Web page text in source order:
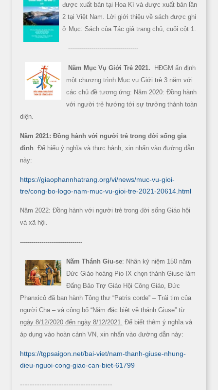
được xuất bản tại Hoa Kì và được xuất bản lần
2 tại Việt Nam. Lời giới thiệu về sách được ghi
ở Mục: Sách của Tác giả trang chủ, cuối cột 1.
------------------------------------
Năm Mục Vụ Giới Trẻ 2021.
HĐGM ấn định
một chương trình Mục vụ Giới trẻ 3 năm với
các chủ đề tương ứng: Năm 2020: Đồng hành
với người trẻ hướng tới sự trưởng thành toàn
diện.
Năm 2021: Đồng hành với người trẻ trong đời sống gia
đình . Để hiểu ý nghĩa và thực hành, xin nhấn vào đường dẫn
này:
https://giaophannhatrang.org/vi/news/muc-vu-gioi-
tre/cong-bo-logo-nam-muc-vu-gioi-tre-2021-20614.html
Năm 2022: Đồng hành với người trẻ trong đời sống Giáo hội
và xã hội.
--------------------------------
Năm Thánh Giu-se: Nhân kỷ niệm 150 năm
Đức Giáo hoàng Pio IX chọn thánh Giuse làm
Đấng Bảo Trợ Giáo Hội Công Giáo, Đức
Phanxicô đã ban hành Tông thư “Patris corde” – Trái tim của
người Cha – và công bố “Năm đặc biệt về thánh Giuse” từ
ngày 8/12/2020 đến ngày 8/12/2021.
Để biết thêm ý nghĩa và
áp dụng vào hoàn cảnh VN, xin nhấn vào đường dẫn này:
https://tgpsaigon.net/bai-viet/nam-thanh-giuse-nhung-
dieu-nguoi-cong-giao-can-biet-61799
--------------------------------------